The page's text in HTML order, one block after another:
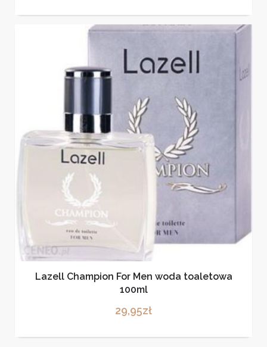
Lazell Champion For Men woda toaletowa
100ml
29,95zł